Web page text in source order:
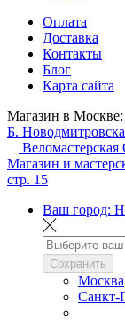
Оплата
Доставка
Контакты
Блог
Карта сайта
Магазин в Москве:
Б.
Магазин и
стр. 15
Ваш город:
Сохранить
Москва
Санкт-